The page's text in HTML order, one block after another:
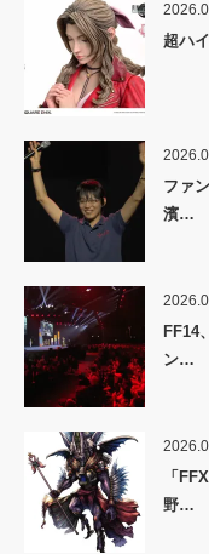
超ハ
ファ
濱…
FF14
ン…
「
野…